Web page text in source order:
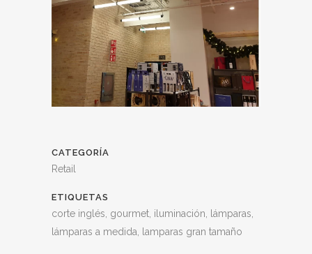
CATEGORÍA
Retail
ETIQUETAS
corte inglés, gourmet, iluminación, lámparas,
lámparas a medida, lamparas gran tamaño